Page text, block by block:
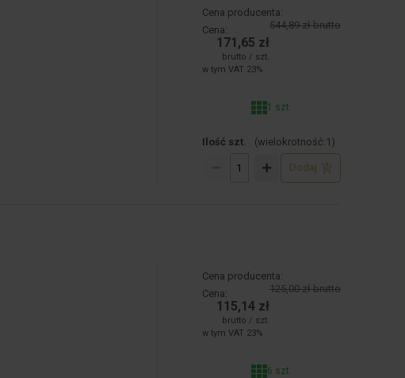
Cena producenta:
544,89 zł brutto
Cena:
171,65 zł
brutto / szt.
w tym VAT 23%
1 szt.
Ilość szt. (wielokrotność:1 )
Dodaj
Cena producenta:
125,00 zł brutto
Cena:
115,14 zł
brutto / szt.
w tym VAT 23%
6 szt.